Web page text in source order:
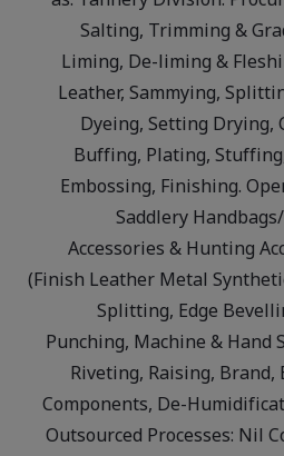
Salting, Trimming &
Liming, De-liming &
Leather, Sammying,
Dyeing, Setting Drying,
Buffing, Plating,
Embossing, Finishing.
Saddlery
Accessories & Hunting
(Finish Leather Metal
Splitting, Edge
Punching, Machine & Hand
Riveting, Raising,
Components, De-
Outsourced Processes: Nil